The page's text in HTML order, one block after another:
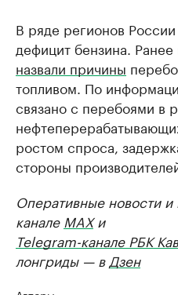
В ряде регионов
дефицит бензина.
назвали причины
топливом. По
связано с перебоями в
ростом спроса,
стороны
Оперативные новости
канале MAXи
Telegram-канале РБК
лонгриды — в Дзен